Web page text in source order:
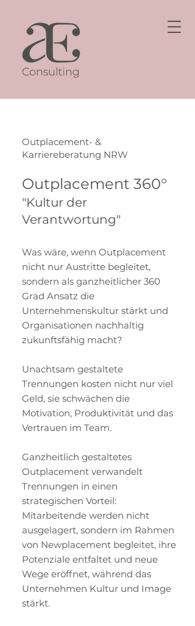
Outplacement- &
Karriereberatung NRW
Outplacement 360°
"Kultur der
Verantwortung"
Was wäre, wenn Outplacement
nicht nur Austritte begleitet,
sondern als ganzheitlicher 360
Grad Ansatz die
Unternehmenskultur stärkt und
Organisationen nachhaltig
zukunftsfähig macht?
Unachtsam gestaltete
Trennungen kosten nicht nur viel
Geld, sie schwächen die
Motivation, Produktivität und das
Vertrauen im Team.
Ganzheitlich gestaltetes
Outplacement verwandelt
Trennungen in einen
strategischen Vorteil:
Mitarbeitende werden nicht
ausgelagert, sondern im Rahmen
von Newplacement begleitet, ihre
Potenziale entfaltet und neue
Wege eröffnet, während das
Unternehmen Kultur und Image
stärkt.